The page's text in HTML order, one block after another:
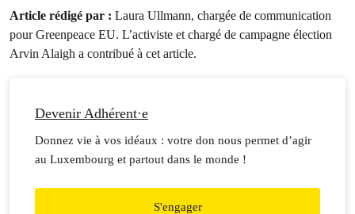
Article rédigé par : Laura Ullmann, chargée de communication
pour Greenpeace EU. L’activiste et chargé de campagne élection
Arvin Alaigh a contribué à cet article.
Devenir Adhérent·e
Donnez vie à vos idéaux : votre don nous permet d’agir
au Luxembourg et partout dans le monde !
S'engager